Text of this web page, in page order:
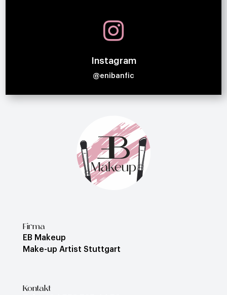

Instagram
@enibanfic
Firma
EB Makeup
Make-up Artist Stuttgart
Kontakt